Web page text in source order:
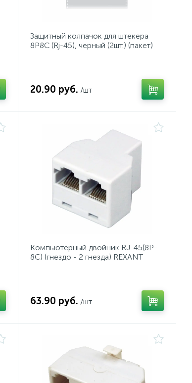
Защитный колпачок для штекера
8Р8С (Rj-45), черный (2шт.) (пакет)
20.90 руб. /шт
Компьютерный двойник RJ-45(8P-
8C) (гнездо - 2 гнезда) REXANT
63.90 руб. /шт